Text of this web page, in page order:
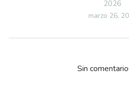
2026
Posted
marzo 26,
Sin